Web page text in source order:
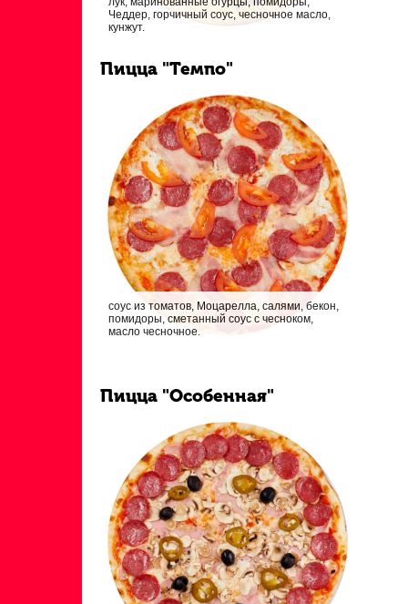
Чеддер, горчичный соус, чесночное масло,
кунжут.
Пицца "Темпо"
соус из томатов, Моцарелла, салями, бекон,
помидоры, сметанный соус с чесноком,
масло чесночное.
Пицца "Особенная"